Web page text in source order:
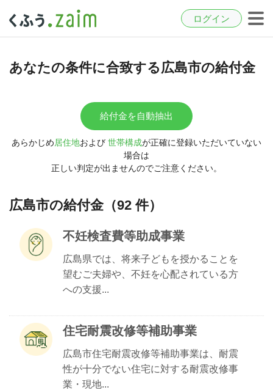
ログイン
あなたの条件に合致する広島市の給付金
給付金を自動抽出
あらかじめ居住地および 世帯構成が正確に登録いただいていない
場合は
正しい判定が出ませんのでご注意ください。
広島市の給付金（92 件）
不妊検査費等助成事業
広島県では、将来子どもを授かることを
望むご夫婦や、不妊を心配されている方
への支援...
住宅耐震改修等補助事業
広島市住宅耐震改修等補助事業は、耐震
性が十分でない住宅に対する耐震改修事
業・現地...